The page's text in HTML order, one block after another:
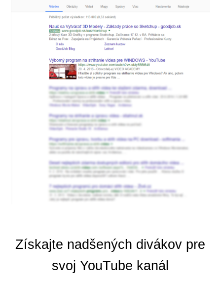
Získajte nadšených divákov pre
svoj YouTube kanál